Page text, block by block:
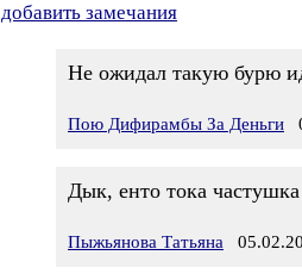
добавить замечания
Не ожидал такую бурю
Пою Дифирамбы За Деньги
Дык, енто тока
Пыжьянова Татьяна